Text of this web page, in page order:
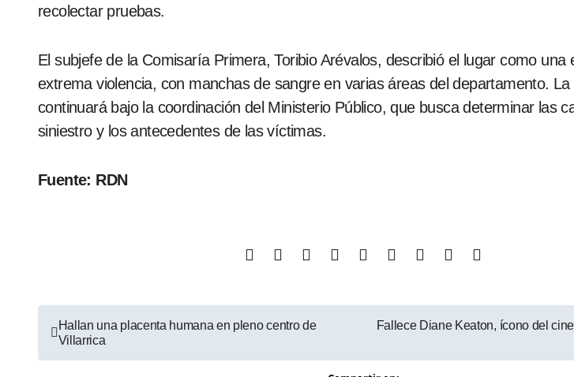
recolectar pruebas.
El subjefe de la Comisaría Primera, Toribio Arévalos, describió el lugar como una
extrema violencia, con manchas de sangre en varias áreas del departamento. La
continuará bajo la coordinación del Ministerio Público, que busca determinar las
siniestro y los antecedentes de las víctimas.
Fuente: RDN
Hallan una placenta humana en pleno centro de
Villarrica
Fallece Diane Keaton, ícono del